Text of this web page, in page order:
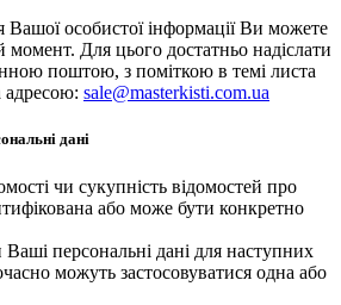
Вашої особистої інформації Ви можете
момент. Для цього достатньо надіслати
поштою, з поміткою в темі листа
адресою: sale@masterkisti.com.ua
дані
чи сукупність відомостей про
або може бути конкретно
персональні дані для наступних
можуть застосовуватися одна або